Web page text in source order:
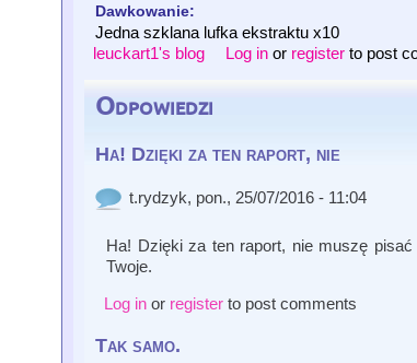
Dawkowanie:
Jedna szklana lufka ekstraktu x10
leuckart1's blog
Log in or register to post
Odpowiedzi
Ha! Dzięki za ten raport, nie
t.rydzyk, pon., 25/07/2016 - 11:04
Ha! Dzięki za ten raport, nie muszę pisać
Twoje.
Log inor registerto post comments
Tak samo.